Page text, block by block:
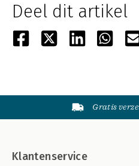
Deel dit artikel
Gratis
Klantenservice